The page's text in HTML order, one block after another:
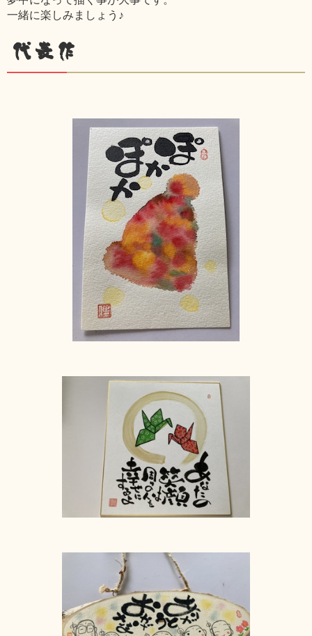
一緒に楽しみましょう♪
代表作